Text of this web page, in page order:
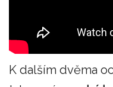
K dalším dvěma